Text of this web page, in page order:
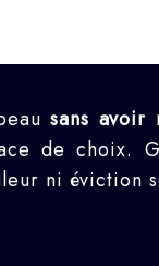
sans avoir
de choix.
ni éviction